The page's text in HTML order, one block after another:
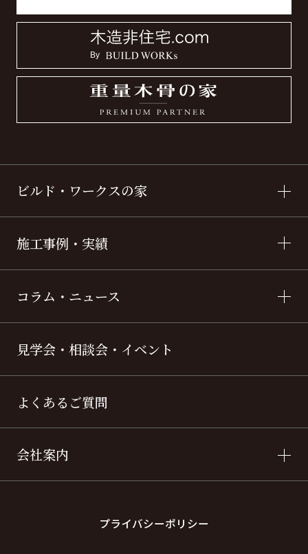
ビルド・ワークスの家
施工事例・実績
コラム・ニュース
見学会・相談会・イベント
よくあるご質問
会社案内
プライバシーポリシー